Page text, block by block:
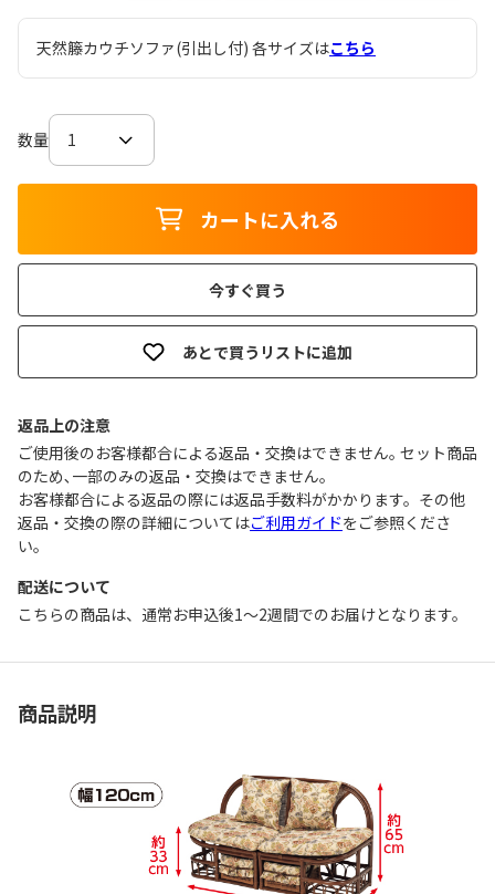
天然籐カウチソファ(引出し付) 各サイズはこちら
数量
カートに入れる
今すぐ買う
あとで買うリストに追加
返品上の注意
ご使用後のお客様都合による返品・交換はできません｡ セット商品
のため､一部のみの返品・交換はできません｡
お客様都合による返品の際には返品手数料がかかります。その他
返品・交換の際の詳細についてはご利用ガイドをご参照くださ
い。
配送について
こちらの商品は、通常お申込後1～2週間でのお届けとなります。
商品説明